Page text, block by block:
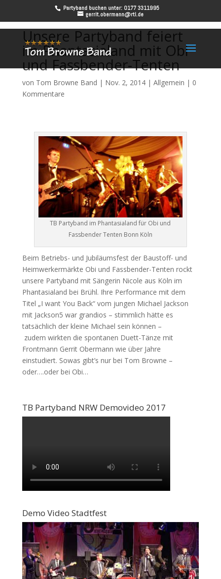
Partyband buchen unter: 0177 3311995
gerrit.obermann@rtl.de
Unsere Partyband feiert
im Phantasialand mit Obi
und Fassbender-Tenten
von Tom Browne Band | Nov. 2, 2014| Allgemein | 0
Kommentare
TB Partyband im Phantasialand für Obi und
Fassbender Tenten Bonn Köln
Beim Betriebs- und Jubiläumsfest der Baustoff- und
Heimwerkermärkte Obi und Fassbender-Tenten rockt
unsere Partyband mit Sängerin Nicole aus Köln im
Phantasialand bei Brühl. Ihre Performance mit dem
Titel „I want You Back“ vom jungen Michael Jackson
mit Jackson5 war grandios – stimmlich hätte es
tatsächlich der kleine Michael sein können –
zudem wirkten die spontanen Duett-Tänze mit
Frontmann Gerrit Obermann wie über Jahre
einstudiert. Sowas gibt’s nur bei Tom Browne –
oder….oder bei Obi…
TB Partyband NRW Demovideo 2017
Demo Video Stadtfest